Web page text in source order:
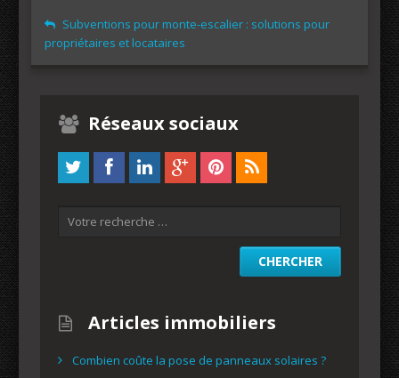
Subventions pour monte-escalier : solutions pour
propriétaires et locataires
Réseaux sociaux
Articles immobiliers
Combien coûte la pose de panneaux solaires ?